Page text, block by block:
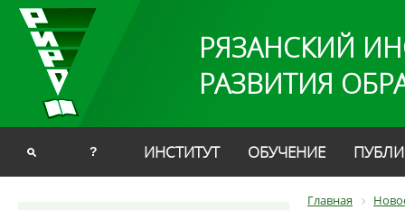
РЯЗАНСКИЙ
РАЗВИТИЯ
? ИНСТИТУТ ОБУЧЕНИЕ
Главная